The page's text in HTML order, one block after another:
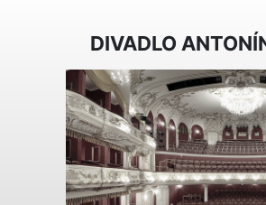
DIVADLO